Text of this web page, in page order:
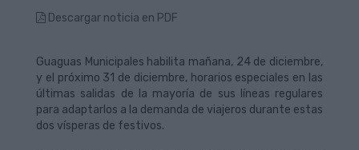
Descargar noticia en PDF
Guaguas Municipales habilita mañana, 24 de diciembre,
y el próximo 31 de diciembre, horarios especiales en las
últimas salidas de la mayoría de sus líneas regulares
para adaptarlos a la demanda de viajeros durante estas
dos vísperas de festivos.